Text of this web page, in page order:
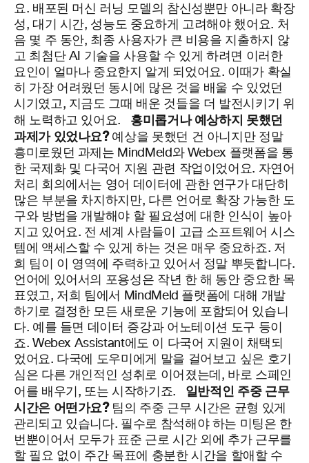
요. 배포된 머신 러닝 모델의 참신성뿐만 아니라 확장
성, 대기 시간, 성능도 중요하게 고려해야 했어요. 처
음 몇 주 동안, 최종 사용자가 큰 비용을 지출하지 않
고 최첨단 AI 기술을 사용할 수 있게 하려면 이러한
요인이 얼마나 중요한지 알게 되었어요. 이때가 확실
히
가장 어려웠던 동시에 많은 것을 배울 수 있었던
시기였고, 지금도 그때 배운 것들을 더 발전시키기 위
해 노력하고 있어요.
흥미롭거나 예상하지 못했던
과제가 있었나요? 예상을 못했던 건 아니지만 정말
흥미로웠던 과제는 MindMeld와 Webex 플랫폼을 통
한 국제화 및 다국어 지원 관련 작업이었어요. 자연어
처리 회의에서는 영어 데이터에 관한 연구가 대단히
많은 부분을 차지하지만, 다른 언어로 확장 가능한 도
구와 방법을 개발해야 할 필요성에 대한 인식이 높아
지고 있어요. 전 세계 사람들이 고급 소프트웨어 시스
템에 액세스할 수 있게 하는 것은 매우 중요하죠. 저
희 팀이 이 영역에 주력하고 있어서 정말 뿌듯합니다.
언어에 있어서의 포용성은 작년 한 해 동안 중요한 목
표였고, 저희 팀에서 MindMeld 플랫폼에 대해 개발
하기로 결정한 모든 새로운 기능에 포함되어 있습니
다. 예를 들면 데이터 증강과 어노테이션 도구 등이
죠. Webex Assistant에도 이 다국어 지원이 채택되
었어요. 다국에 도우미에게 말을 걸어보고 싶은 호기
심은 다른 개인적인 성취로 이어졌는데, 바로 스페인
어를 배우기, 또는 시작하기죠.
일반적인 주중 근무
시간은 어떤가요? 팀의 주중 근무 시간은 균형 있게
관리되고 있습니다. 필수로 참석해야 하는 미팅은 한
번뿐이어서 모두가 표준 근로 시간 외에 추가 근무를
할 필요 없이 주간 목표에 충분한 시간을 할애할 수